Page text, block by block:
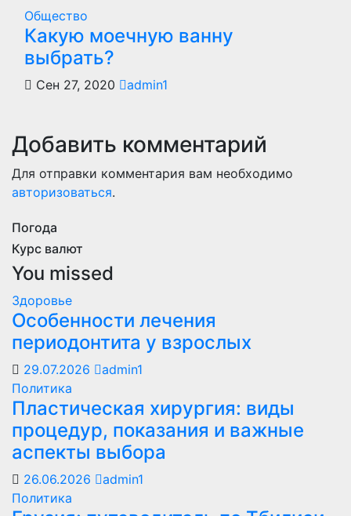
Общество
Какую моечную ванну
выбрать?
Сен 27, 2020 admin1
Добавить комментарий
Для отправки комментария вам необходимо
авторизоваться.
Погода
Курс валют
You missed
Здоровье
Особенности лечения
периодонтита у взрослых
29.07.2026
admin1
Политика
Пластическая хирургия: виды
процедур, показания и важные
аспекты выбора
26.06.2026
admin1
Политика